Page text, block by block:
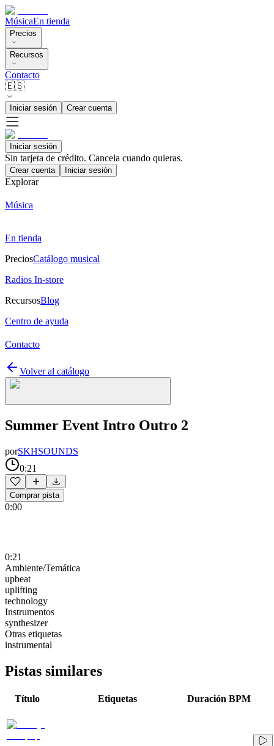
MúsicaEn tienda
Precios
Recursos
Contacto
🇪🇸
Iniciar sesión Crear cuenta
Iniciar sesión
Sin tarjeta de crédito. Cancela cuando quieras.
Crear cuenta Iniciar sesión
Explorar
Música
En tienda
PreciosCatálogo musical
Radios In-store
RecursosBlog
Centro de ayuda
Contacto
Volver al catálogo
Summer Event Intro Outro 2
porSKHSOUNDS
0:21
Comprar pista
0:00
0:21
Ambiente/Temática
upbeat
uplifting
technology
Instrumentos
synthesizer
Otras etiquetas
instrumental
Pistas similares
Título Etiquetas Duración BPM